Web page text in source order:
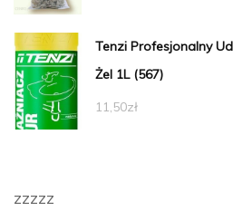
Tenzi Profesjonalny
Żel 1L (567)
11,50zł
zzzzz